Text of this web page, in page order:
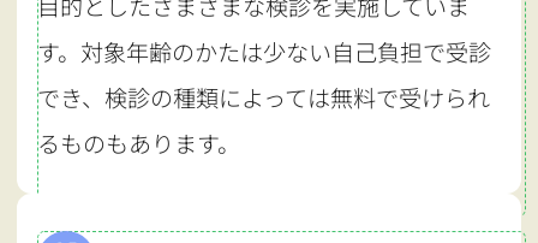
す。対象年齢のかたは少ない自己負担で受診
でき、検診の種類によっては無料で受けられ
るものもあります。